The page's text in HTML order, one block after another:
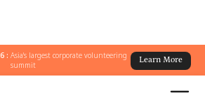
:Asia's largest corporate volunteering
summit
Learn More